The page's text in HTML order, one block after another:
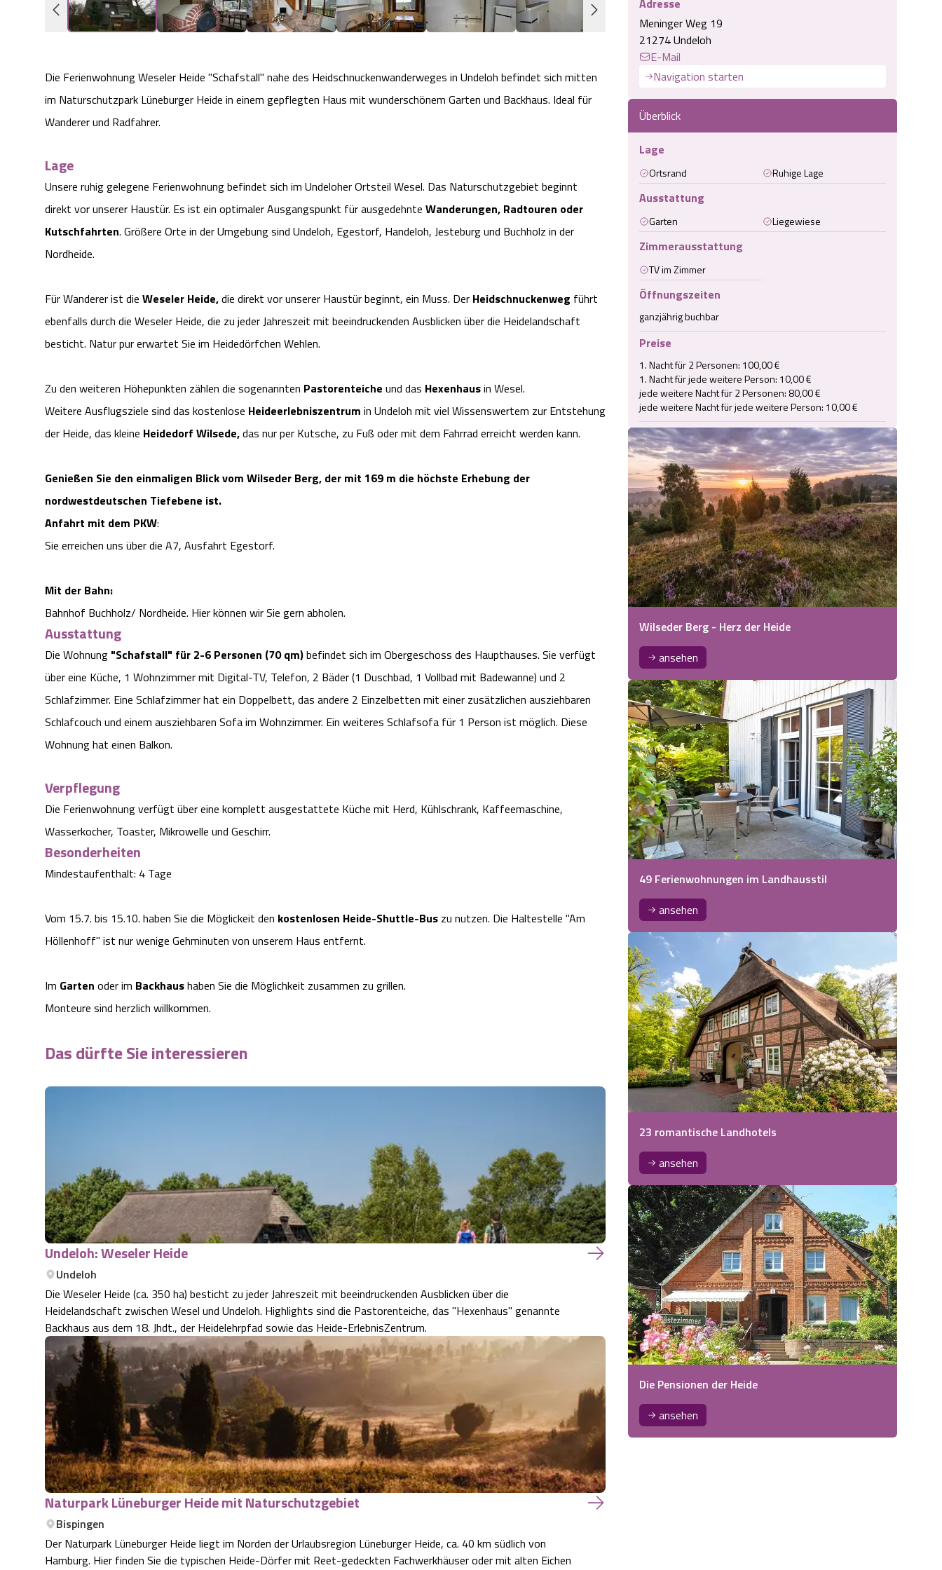
Die Ferienwohnung Weseler Heide "Schafstall" nahe des Heidschnuckenwanderweges in Undeloh befindet sich mitten
im Naturschutzpark Lüneburger Heide in einem gepflegten Haus mit wunderschönem Garten und Backhaus. Ideal für
Wanderer und Radfahrer.
Lage
Unsere ruhig gelegene Ferienwohnung befindet sich im Undeloher Ortsteil Wesel. Das Naturschutzgebiet beginnt
direkt vor unserer Haustür. Es ist ein optimaler Ausgangspunkt für ausgedehnte Wanderungen, Radtouren oder
Kutschfahrten. Größere Orte in der Umgebung sind Undeloh, Egestorf, Handeloh, Jesteburg und Buchholz in der
Nordheide.
Für Wanderer ist die Weseler Heide,die direkt vor unserer Haustür beginnt, ein Muss. Der Heidschnuckenweg führt
ebenfalls durch die Weseler Heide, die zu jeder Jahreszeit mit beeindruckenden Ausblicken über die Heidelandschaft
besticht. Natur pur erwartet Sie im Heidedörfchen Wehlen.
Zu den weiteren Höhepunkten zählen die sogenannten Pastorenteiche und das Hexenhausin Wesel.
Weitere Ausflugsziele sind das kostenlose Heideerlebniszentrum in Undeloh mit viel Wissenswertem zur Entstehung
der Heide, das kleine Heidedorf Wilsede,das nur per Kutsche, zu Fuß oder mit dem Fahrrad erreicht werden kann.
Genießen Sie den einmaligen Blick vom Wilseder Berg, der mit 169 m die höchste Erhebung der
nordwestdeutschen Tiefebene ist.
Anfahrt mit dem PKW:
Sie erreichen uns über die A7, Ausfahrt Egestorf.
Mit der Bahn:
Bahnhof Buchholz/ Nordheide. Hier können wir Sie gern abholen.
Ausstattung
Die Wohnung "Schafstall" für 2-6 Personen (70 qm)befindet sich im Obergeschoss des Haupthauses. Sie verfügt
über eine Küche, 1 Wohnzimmer mit Digital-TV, Telefon, 2 Bäder (1 Duschbad, 1 Vollbad mit Badewanne) und 2
Schlafzimmer. Eine Schlafzimmer hat ein Doppelbett, das andere 2 Einzelbetten mit einer zusätzlichen ausziehbaren
Schlafcouch und einem ausziehbaren Sofa im Wohnzimmer. Ein weiteres Schlafsofa für 1 Person ist möglich. Diese
Wohnung hat einen Balkon.
Verpflegung
Die Ferienwohnung verfügt über eine komplett ausgestattete Küche mit Herd, Kühlschrank, Kaffeemaschine,
Wasserkocher, Toaster, Mikrowelle und Geschirr.
Besonderheiten
Mindestaufenthalt: 4 Tage
Vom 15.7. bis 15.10. haben Sie die Möglickeit den kostenlosen Heide-Shuttle-Bus zu nutzen. Die Haltestelle "Am
Höllenhoff" ist nur wenige Gehminuten von unserem Haus entfernt.
Im Garten oder im Backhaushaben Sie die Möglichkeit zusammen zu grillen.
Monteure sind herzlich willkommen.
Das dürfte Sie interessieren
Undeloh: Weseler Heide
Undeloh
Die Weseler Heide (ca. 350 ha) besticht zu jeder Jahreszeit mit beeindruckenden Ausblicken über die
Heidelandschaft zwischen Wesel und Undeloh. Highlights sind die Pastorenteiche, das "Hexenhaus" genannte
Backhaus aus dem 18. Jhdt., der Heidelehrpfad sowie das Heide-ErlebnisZentrum.
Naturpark Lüneburger Heide mit Naturschutzgebiet
Bispingen
Der Naturpark Lüneburger Heide liegt im Norden der Urlaubsregion Lüneburger Heide, ca. 40 km südlich von
Hamburg. Hier finden Sie die typischen Heide-Dörfer mit Reet-gedeckten Fachwerkhäuser oder mit alten Eichen
Adresse
Meninger Weg 19
21274 Undeloh
E-Mail
Navigation starten
Überblick
Lage
Ortsrand Ruhige Lage
Ausstattung
Garten Liegewiese
Zimmerausstattung
TV im Zimmer
Öffnungszeiten
ganzjährig buchbar
Preise
1. Nacht für 2 Personen: 100,00 €
1. Nacht für jede weitere Person: 10,00 €
jede weitere Nacht für 2 Personen: 80,00 €
jede weitere Nacht für jede weitere Person: 10,00 €
Wilseder Berg - Herz der Heide
ansehen
49 Ferienwohnungen im Landhausstil
ansehen
23 romantische Landhotels
ansehen
Die Pensionen der Heide
ansehen